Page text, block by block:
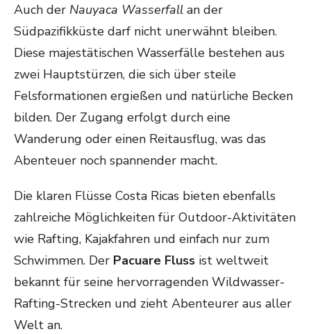
Auch der Nauyaca Wasserfall an der
Südpazifikküste darf nicht unerwähnt bleiben.
Diese majestätischen Wasserfälle bestehen aus
zwei Hauptstürzen, die sich über steile
Felsformationen ergießen und natürliche Becken
bilden. Der Zugang erfolgt durch eine
Wanderung oder einen Reitausflug, was das
Abenteuer noch spannender macht.
Die klaren Flüsse Costa Ricas bieten ebenfalls
zahlreiche Möglichkeiten für Outdoor-Aktivitäten
wie Rafting, Kajakfahren und einfach nur zum
Schwimmen. Der Pacuare Fluss ist weltweit
bekannt für seine hervorragenden Wildwasser-
Rafting-Strecken und zieht Abenteurer aus aller
Welt an.